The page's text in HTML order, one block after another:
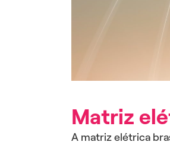
Matriz
A matriz elétrica